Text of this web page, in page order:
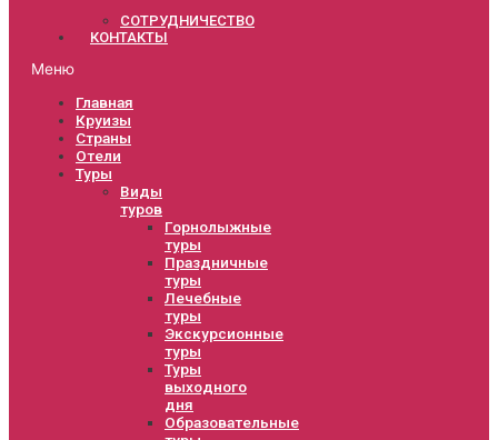
СОТРУДНИЧЕСТВО
КОНТАКТЫ
Меню
Главная
Круизы
Страны
Отели
Туры
Виды
туров
Горнолыжные
туры
Праздничные
туры
Лечебные
туры
Экскурсионные
туры
Туры
выходного
дня
Образовательные